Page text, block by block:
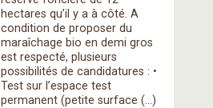
hectares qu’il y a à côté. A
condition de proposer du
maraîchage bio en demi gros
est respecté, plusieurs
possibilités de candidatures : •
Test sur l’espace test
permanent (petite surface (…)